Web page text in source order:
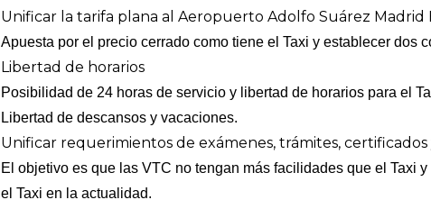
Unificar la tarifa plana al Aeropuerto Adolfo Suárez Madrid
Apuesta por el precio cerrado como tiene el Taxi y establecer dos
Libertad de horarios
Posibilidad de 24 horas de servicio y libertad de horarios para el
Libertad de descansos y vacaciones.
Unificar requerimientos de exámenes, trámites, certificados
El objetivo es que las VTC no tengan más facilidades que el Taxi
el Taxi en la actualidad.